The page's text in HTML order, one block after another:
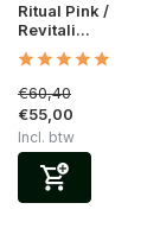
Ritual Pink /
Revitali...
€60,40
€55,00
Incl. btw